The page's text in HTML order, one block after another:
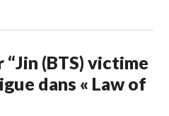
“Jin (BTS) victime
dans « Law of